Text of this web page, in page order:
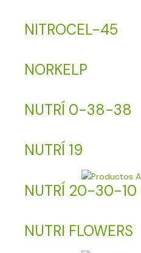
NITROCEL-45
NORKELP
NUTRÍ 0-38-38
NUTRÍ 19
NUTRÍ 20-30-10
NUTRI FLOWERS